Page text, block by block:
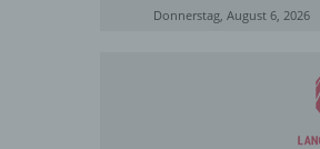
Donnerstag, August 6, 2026